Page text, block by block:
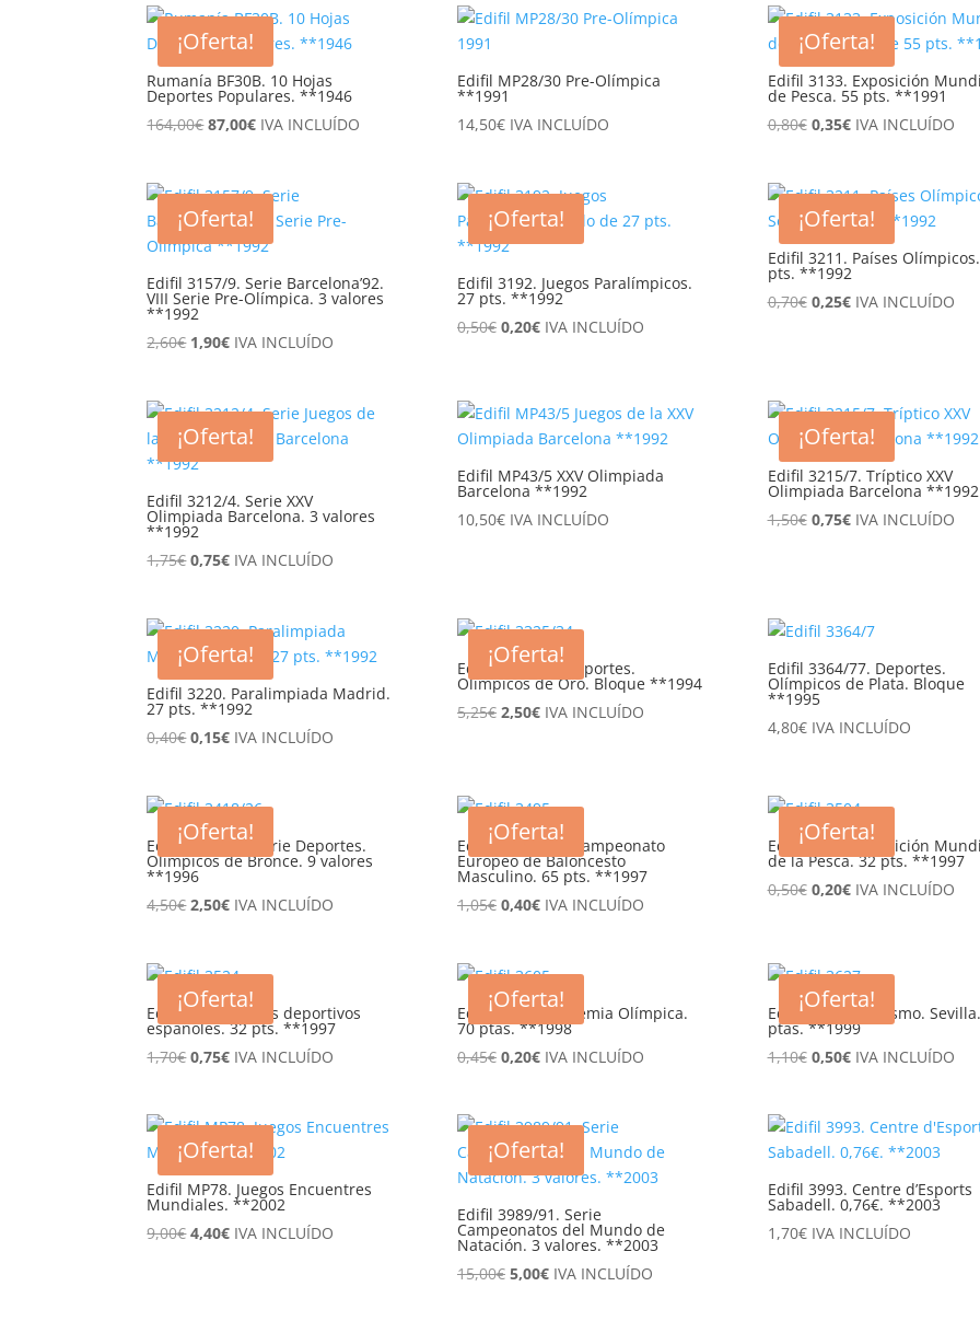
¡Oferta!
Rumanía BF30B. 10 Hojas
Deportes Populares. **1946
164,00€El
era:
164,00€.
87,00€El
es:
87,00€.
IVA INCLUÍDO
Edifil MP28/30 Pre-Olímpica
**1991
14,50€ IVA INCLUÍDO
¡Oferta!
Edifil 3133. Exposición
de Pesca. 55 pts. **1991
0,80€ El
era:
0,80€.
0,35€El
es:
0,35€.
IVA INCLUÍDO
¡Oferta!
Edifil 3157/9. Serie Barcelona’92.
VIII Serie Pre-Olímpica. 3 valores
**1992
2,60€ El
era:
2,60€.
1,90€El
es:
1,90€.
IVA INCLUÍDO
¡Oferta!
Edifil 3192. Juegos Paralímpicos.
27 pts. **1992
0,50€ El
0,50€.
0,20€El
0,20€.
IVA INCLUÍDO
¡Oferta!
Edifil 3211. Países
pts. **1992
0,70€ El
0,25€ElIVA INCLUÍDO
¡Oferta!
Edifil 3212/4. Serie XXV
Olimpiada Barcelona. 3 valores
**1992
1,75€El
era:
1,75€.
0,75€El
es:
0,75€.
IVA INCLUÍDO
Edifil MP43/5 XXV Olimpiada
Barcelona **1992
10,50€ IVA INCLUÍDO
¡Oferta!
Edifil 3215/7. Tríptico XXV
Olimpiada Barcelona **1992
1,50€ El
0,75€ElIVA INCLUÍDO
¡Oferta!
Edifil 3220. Paralimpiada Madrid.
27 pts. **1992
0,40€El
era:
0,40€.
0,15€El
es:
0,15€.
IVA INCLUÍDO
¡Oferta!
Edifil 3325/34. Deportes.
Olímpicos de Oro. Bloque **1994
5,25€ El
5,25€.
2,50€El
2,50€.
IVA INCLUÍDO
Edifil 3364/77. Deportes.
Olímpicos de Plata. Bloque
**1995
4,80€ IVA INCLUÍDO
¡Oferta!
Edifil 3418/26. Serie Deportes.
Olímpicos de Bronce. 9 valores
**1996
4,50€El
era:
4,50€.
2,50€El
es:
2,50€.
IVA INCLUÍDO
¡Oferta!
Edifil 3495. XXX Campeonato
Europeo de Baloncesto
Masculino. 65 pts. **1997
1,05€ El
era:
1,05€.
0,40€El
es:
0,40€.
IVA INCLUÍDO
¡Oferta!
Edifil 3504. Exposición
de la Pesca. 32 pts. **1997
0,50€ El
0,50€.
0,20€El
0,20€.
IVA INCLUÍDO
¡Oferta!
Edifil 3524. Logros deportivos
españoles. 32 pts. **1997
1,70€El
era:
1,70€.
0,75€El
es:
0,75€.
IVA INCLUÍDO
¡Oferta!
Edifil 3605. Academia Olímpica.
70 ptas. **1998
0,45€ El
era:
0,45€.
0,20€El
es:
0,20€.
IVA INCLUÍDO
¡Oferta!
Edifil 3627. Atletismo.
ptas. **1999
1,10€ El
era:
1,10€.
0,50€El
es:
0,50€.
IVA INCLUÍDO
¡Oferta!
Edifil MP78. Juegos Encuentres
Mundiales. **2002
9,00€El
4,40€ElIVA INCLUÍDO
¡Oferta!
Edifil 3989/91. Serie
Campeonatos del Mundo de
Natación. 3 valores. **2003
15,00€ El
5,00€ElIVA INCLUÍDO
Edifil 3993. Centre d’Esports
Sabadell. 0,76€. **2003
1,70€ IVA INCLUÍDO